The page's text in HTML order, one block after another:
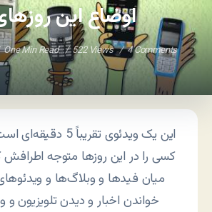
اوضاع این
One Min Read 522 Views 4 Comments
این یک ویدئوی
کسی را در این روزها متوجه اطرافش
میان فیدها و وبلاگ‌ها و ویدئوهای
خواندن اخبار و دیدن تلویزیون